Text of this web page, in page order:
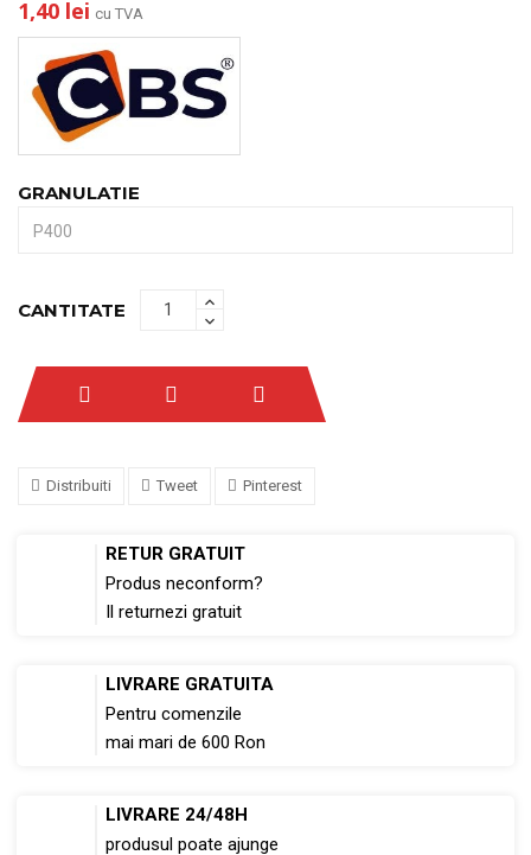
1,40 lei cu TVA
GRANULATIE
CANTITATE
Distribuiti Tweet Pinterest
RETUR GRATUIT
Produs neconform?
Il returnezi gratuit
LIVRARE GRATUITA
Pentru comenzile
mai mari de 600 Ron
LIVRARE 24/48H
produsul poate ajunge